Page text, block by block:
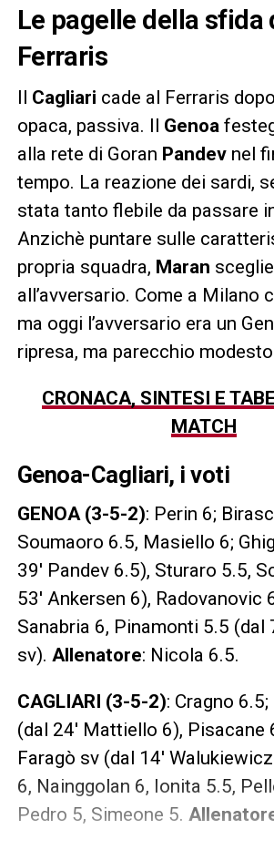
Le pagelle della sfida
Ferraris
Il Cagliari cade al Ferraris
opaca, passiva. Il Genoa
alla rete di Goran Pandevnel
tempo. La reazione dei sardi,
stata tanto flebile da passare
Anzichè puntare sulle
propria squadra, Maran
all’avversario. Come a Milano
ma oggi l’avversario era un
ripresa, ma parecchio
CRONACA, SINTESI E
MATCH
Genoa-Cagliari, i voti
GENOA (3-5-2): Perin 6;
Soumaoro 6.5, Masiello 6;
39′ Pandev 6.5), Sturaro 5.5,
53′ Ankersen 6), Radovanovic
Sanabria 6, Pinamonti 5.5 (dal
sv). Allenatore: Nicola 6.5.
CAGLIARI (3-5-2): Cragno
(dal 24′ Mattiello 6), Pisacane
Faragò sv (dal 14′
6, Nainggolan 6, Ionita 5.5,
Pedro 5, Simeone 5.